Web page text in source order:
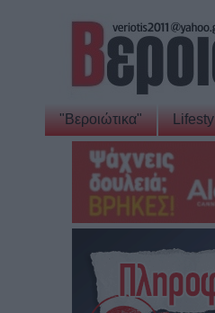
"Βεροιώτικα"